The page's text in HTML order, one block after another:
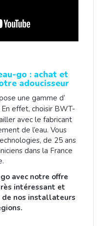
go : achat et
adoucisseur
une gamme d’
En effet, choisir BWT-
avec le fabricant
de l’eau. Vous
de 25 ans
dans la France
avec notre offre
intéressant et
de nos installateurs